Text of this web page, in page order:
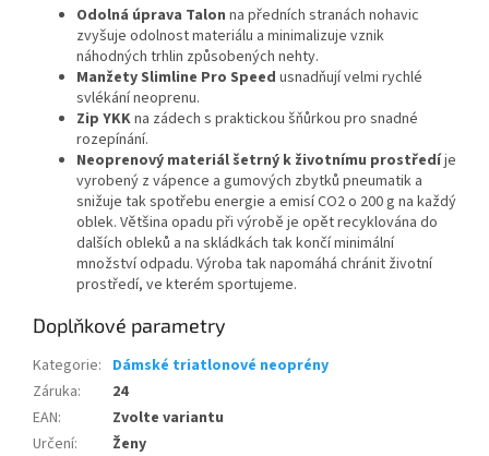
Odolná úprava Talon na předních stranách nohavic
zvyšuje odolnost materiálu a minimalizuje vznik
náhodných trhlin způsobených nehty.
Manžety Slimline Pro Speed usnadňují velmi rychlé
svlékání neoprenu.
Zip YKKna zádech s praktickou šňůrkou pro snadné
rozepínání.
Neoprenový materiál šetrný k životnímu prostředíje
vyrobený z vápence a gumových zbytků pneumatik a
snižuje tak spotřebu energie a emisí CO2 o 200 g na každý
oblek. Většina opadu při výrobě je opět recyklována do
dalších obleků a na skládkách tak končí minimální
množství odpadu. Výroba tak napomáhá chránit životní
prostředí, ve kterém sportujeme.
Doplňkové parametry
Kategorie: Dámské triatlonové neoprény
Záruka:
24
EAN:
Zvolte variantu
Určení:
Ženy
Powered by chaterimo